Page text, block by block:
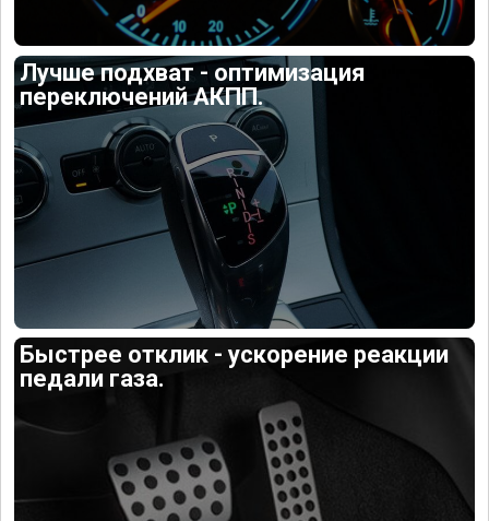
Лучше подхват - оптимизация
переключений АКПП.
Быстрее отклик - ускорение реакции
педали газа.